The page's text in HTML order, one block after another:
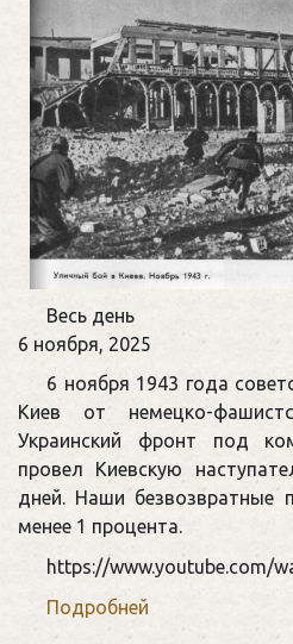
Памятная
дата
военной
истории
Отечества
Весь день
6 ноября, 2025
6 ноября 1943 года
Киев от немецко-
Украинский фронт под
провел Киевскую
дней. Наши безвозвратные
менее 1 процента.
https://www.youtube.com/
Подробней